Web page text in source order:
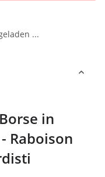
...
in
Raboison